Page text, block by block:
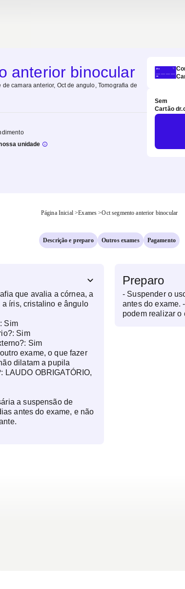
anterior binocular
de camara anterior, Oct de angulo, Tomografia de
unidade
Sem
Cartão
Página Inicial >Exames >Oct segmento anterior binocular
Descrição e preparo Outros exames Pagamento
que avalia a córnea, a
íris, cristalino e ângulo
Sim
Sim
Sim
exame, o que fazer
dilatam a pupila
LAUDO OBRIGATÓRIO,
a suspensão de
antes do exame, e não
Preparo
- Suspender o
antes do exame.
podem realizar o